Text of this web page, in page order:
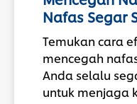
Nafas Segar
Temukan cara
mencegah
Anda selalu
untuk menjaga